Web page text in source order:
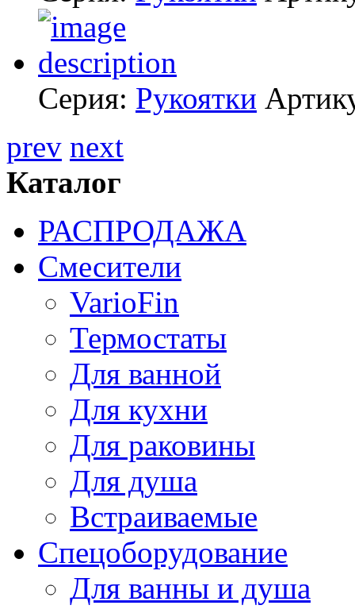
Серия: Рукоятки
prev next
Каталог
РАСПРОДАЖА
Смесители
VarioFin
Термостаты
Для ванной
Для кухни
Для раковины
Для душа
Встраиваемые
Спецоборудование
Для ванны и душа